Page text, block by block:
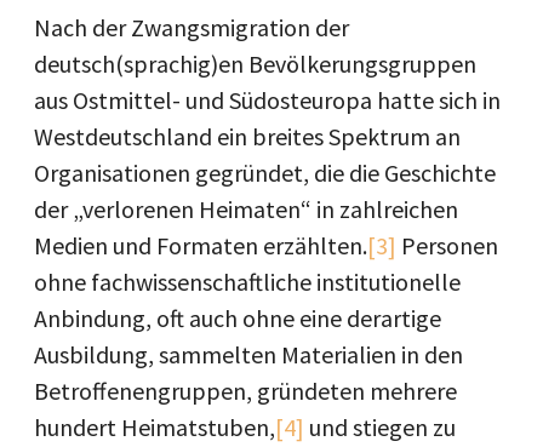
Nach der Zwangsmigration der
deutsch(sprachig)en Bevölkerungsgruppen
aus Ostmittel- und Südosteuropa hatte sich in
Westdeutschland ein breites Spektrum an
Organisationen gegründet, die die Geschichte
der „verlorenen Heimaten“ in zahlreichen
Medien und Formaten erzählten.[3] Personen
ohne fachwissenschaftliche institutionelle
Anbindung, oft auch ohne eine derartige
Ausbildung, sammelten Materialien in den
Betroffenengruppen, gründeten mehrere
hundert Heimatstuben,[4] und stiegen zu